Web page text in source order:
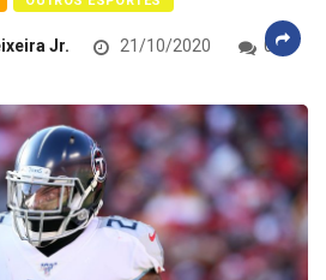
OUTROS ESPORTES
Jr. 21/10/2020 0